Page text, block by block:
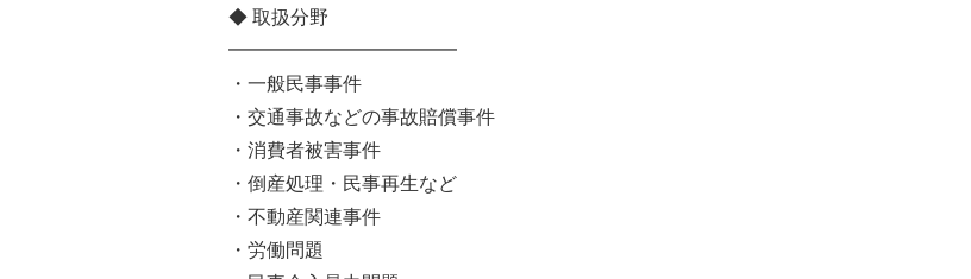
◆ 取扱分野
━━━━━━━━━━━━
・一般民事事件
・交通事故などの事故賠償事件
・消費者被害事件
・倒産処理・民事再生など
・不動産関連事件
・労働問題